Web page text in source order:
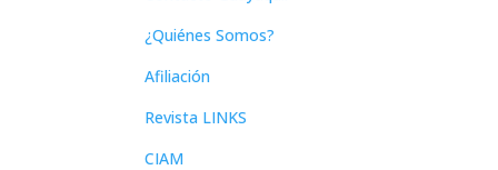
¿Quiénes Somos?
Afiliación
Revista LINKS
CIAM